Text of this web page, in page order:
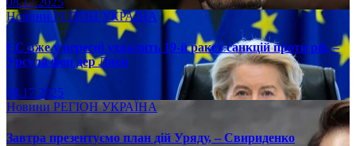
НовиниРЕГІОН УКРАЇНА
ЄС вже у вересні ухвалить 19-й ракет санкцій проти рф, –
Урсула фон дер Ляєн
08.17.2025
Новини РЕГІОН УКРАЇНА
Завтра презентуємо план дій Уряду, – Свириденко